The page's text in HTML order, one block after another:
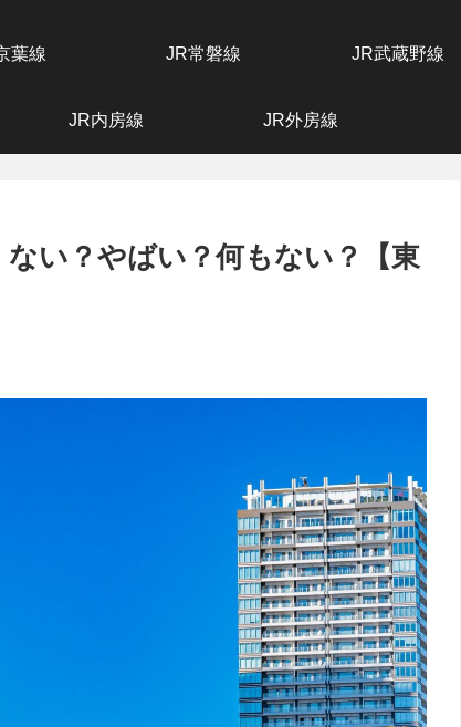
葉線 JR常磐線 JR武蔵野線
JR内房線 JR外房線
ない？やばい？何もない？【東